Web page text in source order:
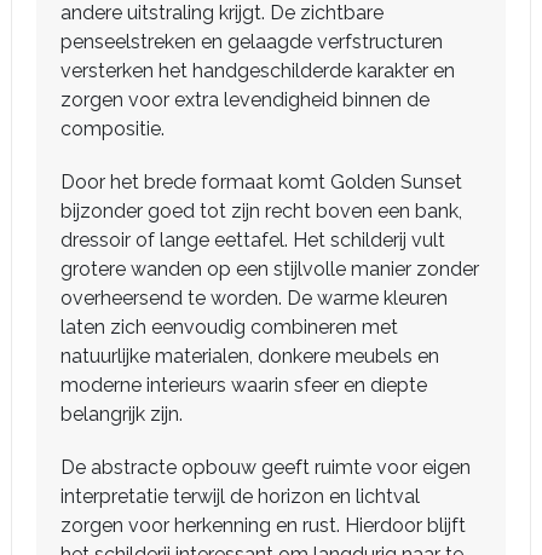
andere uitstraling krijgt. De zichtbare
penseelstreken en gelaagde verfstructuren
versterken het handgeschilderde karakter en
zorgen voor extra levendigheid binnen de
compositie.
Door het brede formaat komt Golden Sunset
bijzonder goed tot zijn recht boven een bank,
dressoir of lange eettafel. Het schilderij vult
grotere wanden op een stijlvolle manier zonder
overheersend te worden. De warme kleuren
laten zich eenvoudig combineren met
natuurlijke materialen, donkere meubels en
moderne interieurs waarin sfeer en diepte
belangrijk zijn.
De abstracte opbouw geeft ruimte voor eigen
interpretatie terwijl de horizon en lichtval
zorgen voor herkenning en rust. Hierdoor blijft